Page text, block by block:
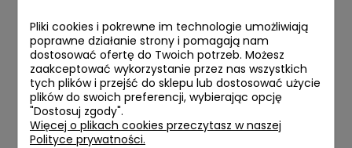
czeznia
20,00 zł
POWIADOM
Pliki cookies i pokrewne im technologie umożliwiają
poprawne działanie strony i pomagają nam
dostosować ofertę do Twoich potrzeb. Możesz
zaakceptować wykorzystanie przez nas wszystkich
tych plików i przejść do sklepu lub dostosować użycie
plików do swoich preferencji, wybierając opcję
"Dostosuj zgody".
Więcej o plikach cookies przeczytasz w naszej
Polityce prywatności.